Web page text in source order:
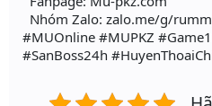
Nhóm Zalo: zalo.me/g/
#MUOnline #MUPKZ
#SanBoss24h